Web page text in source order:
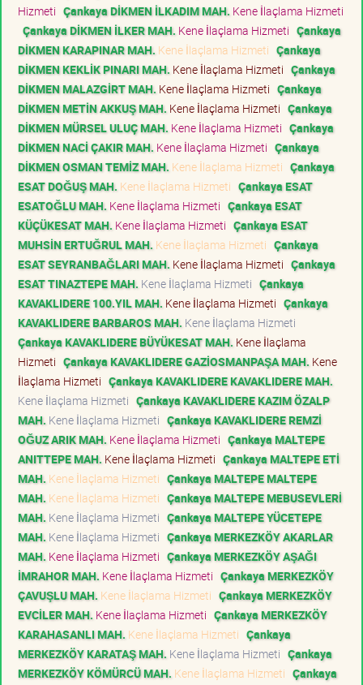
Hizmeti Çankaya DİKMEN İLKADIM MAH. Kene İlaçlama Hizmeti
Çankaya DİKMEN İLKER MAH. Kene İlaçlama Hizmeti Çankaya
DİKMEN KARAPINAR MAH. Kene İlaçlama Hizmeti Çankaya
DİKMEN KEKLİK PINARI MAH. Kene İlaçlama Hizmeti Çankaya
DİKMEN MALAZGİRT MAH. Kene İlaçlama Hizmeti Çankaya
DİKMEN METİN AKKUŞ MAH. Kene İlaçlama Hizmeti Çankaya
DİKMEN MÜRSEL ULUÇ MAH. Kene İlaçlama Hizmeti Çankaya
DİKMEN NACİ ÇAKIR MAH. Kene İlaçlama Hizmeti Çankaya
DİKMEN OSMAN TEMİZ MAH. Kene İlaçlama Hizmeti Çankaya
ESAT DOĞUŞ MAH. Kene İlaçlama Hizmeti Çankaya ESAT
ESATOĞLU MAH. Kene İlaçlama Hizmeti Çankaya ESAT
KÜÇÜKESAT MAH. Kene İlaçlama Hizmeti Çankaya ESAT
MUHSİN ERTUĞRUL MAH. Kene İlaçlama Hizmeti Çankaya
ESAT SEYRANBAĞLARI MAH. Kene İlaçlama Hizmeti Çankaya
ESAT TINAZTEPE MAH. Kene İlaçlama Hizmeti Çankaya
KAVAKLIDERE 100.YIL MAH. Kene İlaçlama Hizmeti Çankaya
KAVAKLIDERE BARBAROS MAH. Kene İlaçlama Hizmeti
Çankaya KAVAKLIDERE BÜYÜKESAT MAH. Kene İlaçlama
Hizmeti Çankaya KAVAKLIDERE GAZİOSMANPAŞA MAH. Kene
İlaçlama Hizmeti Çankaya KAVAKLIDERE KAVAKLIDERE MAH.
Kene İlaçlama Hizmeti Çankaya KAVAKLIDERE KAZIM ÖZALP
MAH. Kene İlaçlama Hizmeti Çankaya KAVAKLIDERE REMZİ
OĞUZ ARIK MAH. Kene İlaçlama Hizmeti Çankaya MALTEPE
ANITTEPE MAH. Kene İlaçlama Hizmeti Çankaya MALTEPE ETİ
MAH. Kene İlaçlama Hizmeti Çankaya MALTEPE MALTEPE
MAH. Kene İlaçlama Hizmeti Çankaya MALTEPE MEBUSEVLERİ
MAH. Kene İlaçlama Hizmeti Çankaya MALTEPE YÜCETEPE
MAH. Kene İlaçlama Hizmeti Çankaya MERKEZKÖY AKARLAR
MAH. Kene İlaçlama Hizmeti Çankaya MERKEZKÖY AŞAĞI
İMRAHOR MAH. Kene İlaçlama Hizmeti Çankaya MERKEZKÖY
ÇAVUŞLU MAH. Kene İlaçlama Hizmeti Çankaya MERKEZKÖY
EVCİLER MAH. Kene İlaçlama Hizmeti Çankaya MERKEZKÖY
KARAHASANLI MAH. Kene İlaçlama Hizmeti Çankaya
MERKEZKÖY KARATAŞ MAH. Kene İlaçlama Hizmeti Çankaya
MERKEZKÖY KÖMÜRCÜ MAH. Kene İlaçlama Hizmeti Çankaya